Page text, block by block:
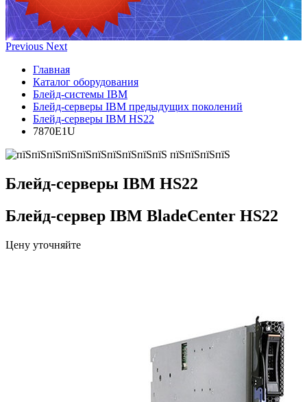
Previous Next
Главная
Каталог оборудования
Блейд-системы IBM
Блейд-серверы IBM предыдущих поколений
Блейд-серверы IBM HS22
7870E1U
Блейд-серверы IBM HS22
Блейд-сервер IBM BladeCenter HS22
Цену уточняйте